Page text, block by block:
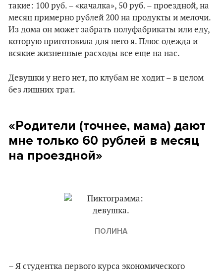
такие: 100 руб. – «качалка», 50 руб. – проездной, на
месяц примерно рублей 200 на продукты и мелочи.
Из дома он может забрать полуфабрикаты или еду,
которую приготовила для него я. Плюс одежда и
всякие жизненные расходы все еще на нас.
Девушки у него нет, по клубам не ходит – в целом
без лишних трат.
«Родители (точнее, мама) дают
мне только 60 рублей в месяц
на проездной»
ПОЛИНА
– Я студентка первого курса экономического